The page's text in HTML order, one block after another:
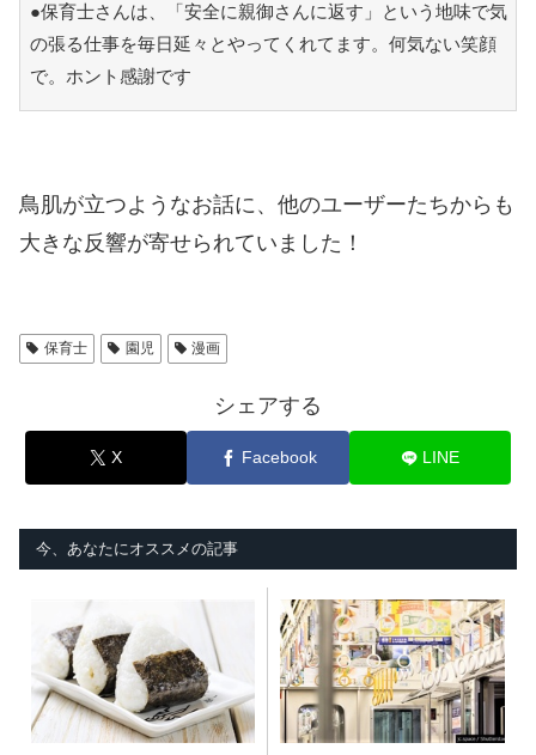
●保育士さんは、「安全に親御さんに返す」という地味で気
の張る仕事を毎日延々とやってくれてます。何気ない笑顔
で。ホント感謝です
鳥肌が立つようなお話に、他のユーザーたちからも
大きな反響が寄せられていました！
保育士 園児 漫画
シェアする
X Facebook LINE
今、あなたにオススメの記事